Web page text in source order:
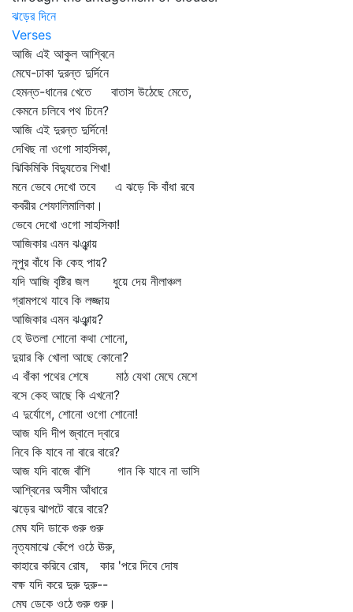
ঝড়ের দিনে
Verses
আজি এই আকুল আশ্বিনে
মেঘে-ঢাকা দুরন্ত দুর্দিনে
হেমন্ত-ধানের খেতে বাতাস উঠেছে মেতে,
কেমনে চলিবে পথ চিনে?
আজি এই দুরন্ত দুর্দিনে!
দেখিছ না ওগো সাহসিকা,
ঝিকিমিকি বিদ্যুতের শিখা!
মনে ভেবে দেখো তবে এ ঝড়ে কি বাঁধা রবে
কবরীর শেফালিমালিকা।
ভেবে দেখো ওগো সাহসিকা!
আজিকার এমন ঝঞ্ঝায়
নূপুর বাঁধে কি কেহ পায়?
যদি আজি বৃষ্টির জল ধুয়ে দেয় নীলাঞ্চল
গ্রামপথে যাবে কি লজ্জায়
আজিকার এমন ঝঞ্ঝায়?
হে উতলা শোনো কথা শোনো,
দুয়ার কি খোলা আছে কোনো?
এ বাঁকা পথের শেষে মাঠ যেথা মেঘে মেশে
বসে কেহ আছে কি এখনো?
এ দুর্যোগে, শোনো ওগো শোনো!
আজ যদি দীপ জ্বালে দ্বারে
নিবে কি যাবে না বারে বারে?
আজ যদি বাজে বাঁশি গান কি যাবে না ভাসি
আশ্বিনের অসীম আঁধারে
ঝড়ের ঝাপটে বারে বারে?
মেঘ যদি ডাকে গুরু গুরু
নৃত্যমাঝে কেঁপে ওঠে ঊরু,
কাহারে করিবে রোষ, কার 'পরে দিবে দোষ
বক্ষ যদি করে দুরু দুরু--
মেঘ ডেকে ওঠে গুরু গুরু।